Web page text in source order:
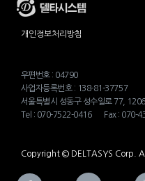
개인정보처리방침
우편번호 : 04790
사업자등록번호 : 138-81-37757
서울특별시 성동구 성수일로 77,
Tel : 070-7522-0416 Fax : 070-
Copyright © DELTASYS Corp.